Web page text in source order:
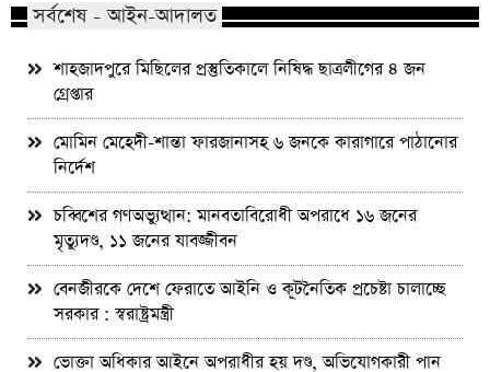
সর্বশেষ - আইন-আদালত
শাহজাদপুরে মিছিলের প্রস্তুতিকালে নিষিদ্ধ ছাত্রলীগের ৪ জন
গ্রেপ্তার
মোমিন মেহেদী-শান্তা ফারজানাসহ ৬ জনকে কারাগারে পাঠানোর
নির্দেশ
চব্বিশের গণঅভ্যুত্থান: মানবতাবিরোধী অপরাধে ১৬ জনের
মৃত্যুদণ্ড, ১১ জনের যাবজ্জীবন
বেনজীরকে দেশে ফেরাতে আইনি ও কূটনৈতিক প্রচেষ্টা চালাচ্ছে
সরকার : স্বরাষ্ট্রমন্ত্রী
ভোক্তা অধিকার আইনে অপরাধীর হয় দণ্ড, অভিযোগকারী পান